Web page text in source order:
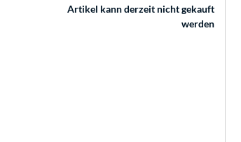
Artikel kann derzeit nicht gekauft
werden